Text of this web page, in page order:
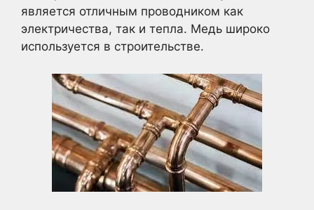
является отличным проводником как
электричества, так и тепла. Медь широко
используется в строительстве.